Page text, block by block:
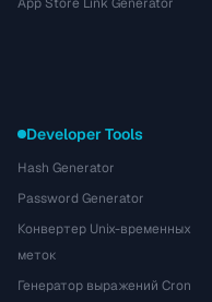
Developer Tools
Hash Generator
Password Generator
Конвертер Unix-временных
меток
Генератор выражений Cron